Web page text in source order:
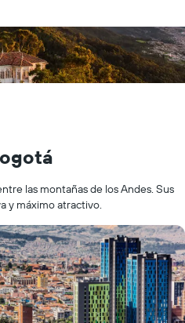
las montañas de los Andes. Sus
y máximo atractivo.